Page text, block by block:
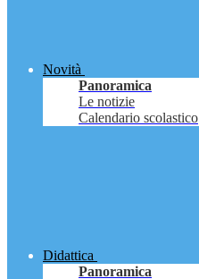
Novità
Panoramica
Le notizie
Calendario scolastico
Didattica
Panoramica